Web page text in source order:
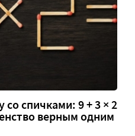
со спичками: 9 + 3 × 2
верным одним